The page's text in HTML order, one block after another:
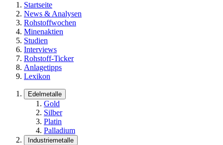
Startseite
News & Analysen
Rohstoffwochen
Minenaktien
Studien
Interviews
Rohstoff-Ticker
Anlagetipps
Lexikon
Edelmetalle
Gold
Silber
Platin
Palladium
Industriemetalle